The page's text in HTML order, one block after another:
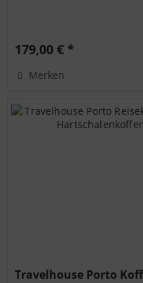
179,00 € *
Merken
Travelhouse Porto